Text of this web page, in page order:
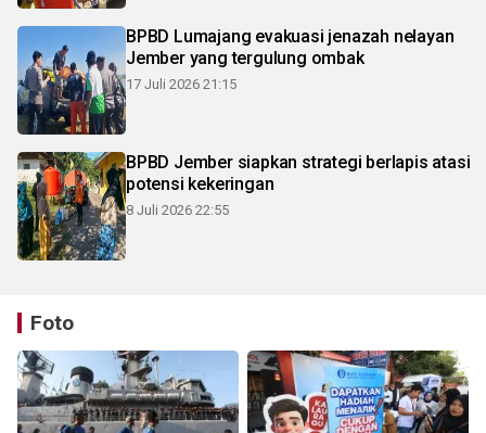
BPBD Lumajang evakuasi jenazah nelayan
Jember yang tergulung ombak
17 Juli 2026 21:15
BPBD Jember siapkan strategi berlapis atasi
potensi kekeringan
8 Juli 2026 22:55
Foto